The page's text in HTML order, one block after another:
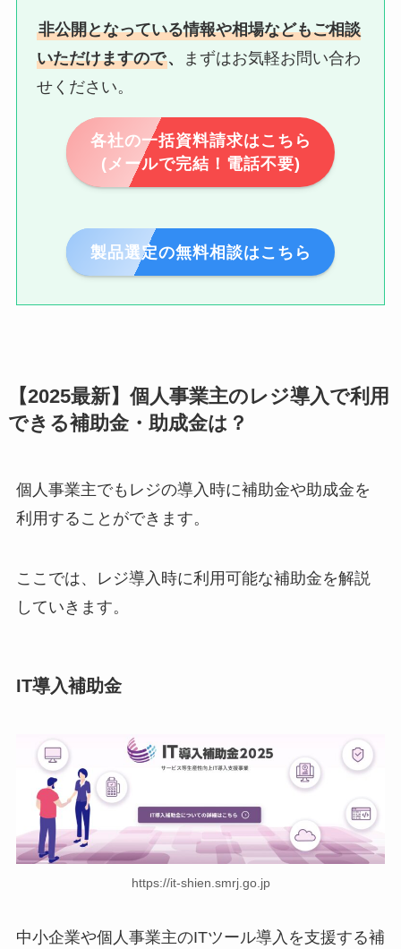
非公開となっている情報や相場などもご相談
いただけますので、
まずはお気軽お問い合わ
せください。
各社の一括資料請求はこちら
(メールで完結！電話不要)
製品選定の無料相談はこちら
【2025最新】個人事業主のレジ導入で利用
できる補助金・助成金は？
個人事業主でもレジの導入時に補助金や助成金を
利用することができます。
ここでは、レジ導入時に利用可能な補助金を解説
していきます。
IT導入補助金
https://it-shien.smrj.go.jp
中小企業や個人事業主のITツール導入を支援する補